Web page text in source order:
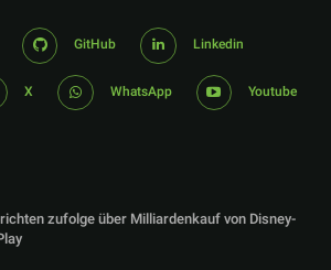
GitHub Linkedin
X WhatsApp Youtube
zufolge über Milliardenkauf von Disney-